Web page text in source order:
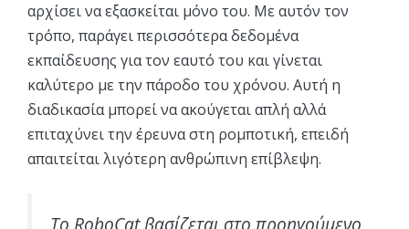
αρχίσει να εξασκείται μόνο του. Με αυτόν τον
τρόπο, παράγει περισσότερα δεδομένα
εκπαίδευσης για τον εαυτό του και γίνεται
καλύτερο με την πάροδο του χρόνου. Αυτή η
διαδικασία μπορεί να ακούγεται απλή αλλά
επιταχύνει την έρευνα στη ρομποτική, επειδή
απαιτείται λιγότερη ανθρώπινη επίβλεψη.
Το RoboCat βασίζεται στο προηγούμενο